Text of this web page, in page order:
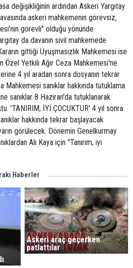
değişikliğinin ardından Askeri Yargıtay
askeri mahkemenin görevsiz,
görevli" olduğu yönünde
da davanın sivil mahkemede
gittiği Uyuşmasızlık Mahkemesi ise
Özel Yetkili Ağır Ceza Mahkemesi'ne
4 yıl aradan sonra dosyanın tekrar
Mahkemesi sanıklar hakkında tutuklama
sanıklar 8 Haziran'da tutuklanarak
'TANIRIM, İYİ ÇOCUKTUR' 4 yıl sonra
hakkında tekrar başlayacak
görülecek. Dönemin Genelkurmay
Ali Kaya için "Tanırım, iyi
Haberler
Askeri araç geçerken
patlattılar